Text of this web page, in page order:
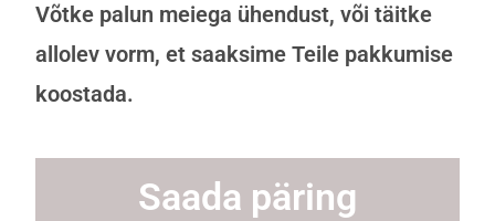
Võtke palun meiega ühendust, või täitke
allolev vorm, et saaksime Teile pakkumise
koostada.
Saada päring